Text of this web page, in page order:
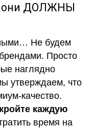
они ДОЛЖНЫ
Не будем
Просто
наглядно
утверждаем, что
качество.
каждую
время на